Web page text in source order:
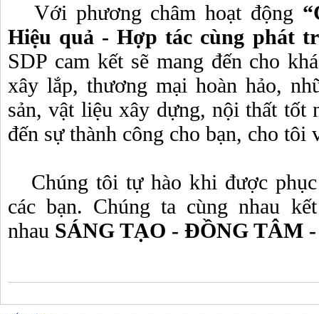
Với phương châm hoạt động
Hiệu quả - Hợp tác cùng phát
SDP cam kết sẽ mang đến cho
xây lắp, thương mại hoàn hảo,
sản, vật liệu xây dựng, nội thất tốt
đến sự thành công cho bạn, cho tôi
Chúng tôi tự hào khi được
các bạn. Chúng ta cùng nhau
nhau SÁNG TẠO - ĐỒNG TÂM